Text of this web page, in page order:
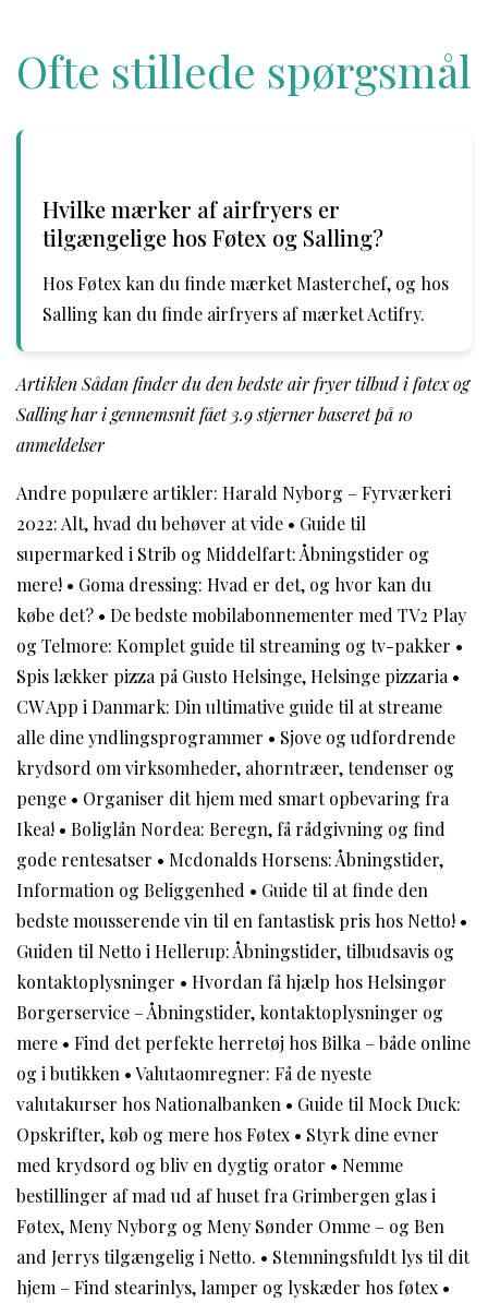
Ofte stillede spørgsmål
Hvilke mærker af airfryers er
tilgængelige hos Føtex og Salling?
Hos Føtex kan du finde mærket Masterchef, og hos
Salling kan du finde airfryers af mærket Actifry.
Artiklen Sådan finder du den bedste air fryer tilbud i føtex og
Salling har i gennemsnit fået3.9stjerner baseret på 10
anmeldelser
Andre populære artikler: Harald Nyborg – Fyrværkeri
2022: Alt, hvad du behøver at vide • Guide til
supermarked i Strib og Middelfart: Åbningstider og
mere! • Goma dressing: Hvad er det, og hvor kan du
købe det? • De bedste mobilabonnementer med TV2 Play
og Telmore: Komplet guide til streaming og tv-pakker •
Spis lækker pizza på Gusto Helsinge, Helsinge pizzaria •
CW App i Danmark: Din ultimative guide til at streame
alle dine yndlingsprogrammer • Sjove og udfordrende
krydsord om virksomheder, ahorntræer, tendenser og
penge • Organiser dit hjem med smart opbevaring fra
Ikea! • Boliglån Nordea: Beregn, få rådgivning og find
gode rentesatser • Mcdonalds Horsens: Åbningstider,
Information og Beliggenhed • Guide til at finde den
bedste mousserende vin til en fantastisk pris hos Netto! •
Guiden til Netto i Hellerup: Åbningstider, tilbudsavis og
kontaktoplysninger • Hvordan få hjælp hos Helsingør
Borgerservice – Åbningstider, kontaktoplysninger og
mere • Find det perfekte herretøj hos Bilka – både online
og i butikken •Valutaomregner: Få de nyeste
valutakurser hos Nationalbanken • Guide til Mock Duck:
Opskrifter, køb og mere hos Føtex • Styrk dine evner
med krydsord og bliv en dygtig orator • Nemme
bestillinger af mad ud af huset fra Grimbergen glas i
Føtex, Meny Nyborg og Meny Sønder Omme – og Ben
and Jerrys tilgængelig i Netto. • Stemningsfuldt lys til dit
hjem – Find stearinlys, lamper og lyskæder hos føtex •